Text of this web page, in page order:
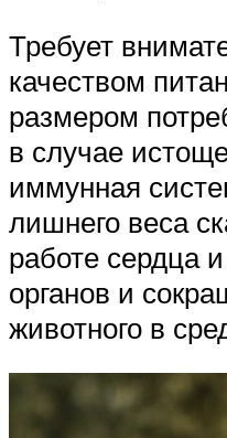
Требует
качеством
размером
в случае
иммунная
лишнего веса
работе сердца
органов и
животного в